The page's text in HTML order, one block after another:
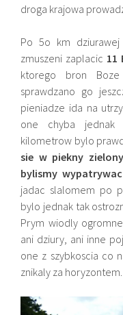
droga krajowa
Po 5o km dziurawej
zmuszeni zaplacic 11
ktorego bron
sprawdzano go
pieniadze ida na
one chyba jednak
kilometrow bylo
sie w piekny
bylismy
jadac slalomem po
bylo jednak tak
Prym wiodly
ani dziury, ani inne
one z szybkoscia co
znikaly za horyzontem.